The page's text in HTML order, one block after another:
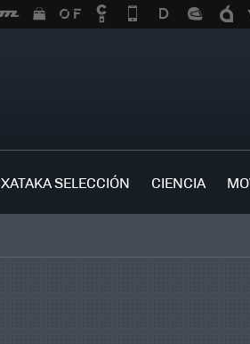
XATAKA SELECCIÓN CIENCIA